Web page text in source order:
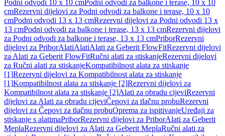
Podni odvodi 10 x 10 cmPodni odvodi za balkone i terase, 10 x 10
cmRezervni dijelovi za Podni odvodi za balkone i terase, 10 x 10
cmPodni odvodi 13 x 13 cmRezervni dijelovi za Podni odvodi 13 x
13 cmPodni odvodi za balkone i terase, 13 x 13 cmRezervni dijelovi
za Podni odvodi za balkone i terase, 13 x 13 cmPriborRezervni
dijelovi za PriborAlatiAlatiAlati za Geberit FlowFitRezervni dijelovi
za Alati za Geberit FlowFitRučni alati za stiskanjeRezervni dijelovi
za Ručni alati za stiskanjeKompatibilnost alata za stiskanje
[1]Rezervni dijelovi za Kompatibilnost alata za stiskanje
[1]Kompatibilnost alata za stiskanje [2]Rezervni dijelovi za
Kompatibilnost alata za stiskanje [2]Alati za obradu cijeviRezervni
dijelovi za Alati za obradu cijeviČepovi za tlačnu probuRezervni
dijelovi za Čepovi za tlačnu probuOprema za ispitivanjeUređaji za
stiskanje s alatimaPriborRezervni dijelovi za PriborAlati za Geberit
MeplaRezervni dijelovi za Alati za Geberit MeplaRučni alati za